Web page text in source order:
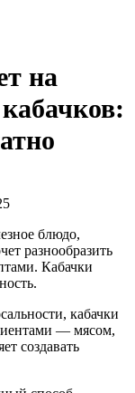
на
блюдо,
разнообразить
Кабачки
кабачки
— мясом,
создавать